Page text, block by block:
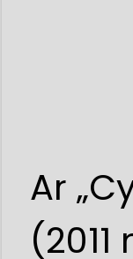
Ar